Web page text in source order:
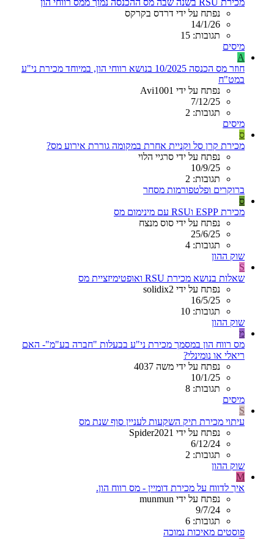
נפתח על ידי דרדס בקרקס
14/1/26
תגובות: 15
מיסים
A
חוזר מס הכנסה 10/2025 בנושא רווחי הון, במיוחד מכירת ני"ע
במט"ח
נפתח על ידי Avi1001
7/12/25
תגובות: 2
מיסים
ס
מכירת קרן סל וקניית אחרת במקומה גוררת אירוע מס?
נפתח על ידי סרגיי הלוי
10/9/25
תגובות: 2
ברוקרים ופלטפורמות מסחר
ס
מכירת ESPP וRSU עם מינימום מס
נפתח על ידי סוס מנצח
25/6/25
תגובות: 4
שוק ההון
S
שאלות בנושא מכירת RSU ואופטימיזציית מס
נפתח על ידי solidix2
16/5/25
תגובות: 10
שוק ההון
מ
מס רווח הון במסמך מכירת ני"ע בבעלות "חברה בע"מ"- האם
ריאלי או נומינלי?
נפתח על ידי משה 4037
10/1/25
תגובות: 8
מיסים
S
עיתוי מכירת תיק השקעות לעניין סוף שנת מס
נפתח על ידי Spider2021
6/12/24
תגובות: 2
שוק ההון
M
איך לדווח על מכירת דומיין - מס רווח הון.
נפתח על ידי munmun
9/7/24
תגובות: 6
פוסטים מאיכות נמוכה